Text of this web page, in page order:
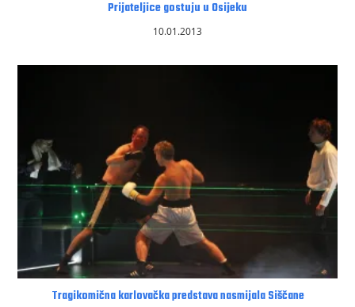
Prijateljice gostuju u Osijeku
10.01.2013
Tragikomična karlovačka predstava nasmijala Siščane